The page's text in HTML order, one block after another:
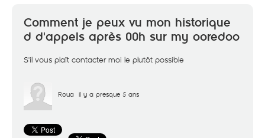
Comment je peux vu mon historique
d d'appels après 00h sur my ooredoo
S'il vous plaît contacter moi le plutôt possible
Roua il y a presque 5 ans